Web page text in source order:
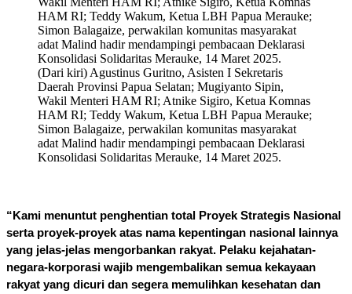
(Dari kiri) Agustinus Guritno, Asisten I Sekretaris
Daerah Provinsi Papua Selatan; Mugiyanto Sipin,
Wakil Menteri HAM RI; Atnike Sigiro, Ketua Komnas
HAM RI; Teddy Wakum, Ketua LBH Papua Merauke;
Simon Balagaize, perwakilan komunitas masyarakat
adat Malind hadir mendampingi pembacaan Deklarasi
Konsolidasi Solidaritas Merauke, 14 Maret 2025.
“Kami menuntut penghentian total Proyek Strategis Nasional
serta proyek-proyek atas nama kepentingan nasional lainnya
yang jelas-jelas mengorbankan rakyat. Pelaku kejahatan-
negara-korporasi wajib mengembalikan semua kekayaan
rakyat yang dicuri dan segera memulihkan kesehatan dan